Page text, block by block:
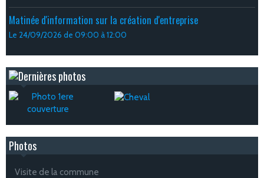
Matinée d'information sur la création d'entreprise
Le 24/09/2026 de 09:00 à 12:00
Photos
Visite de la commune